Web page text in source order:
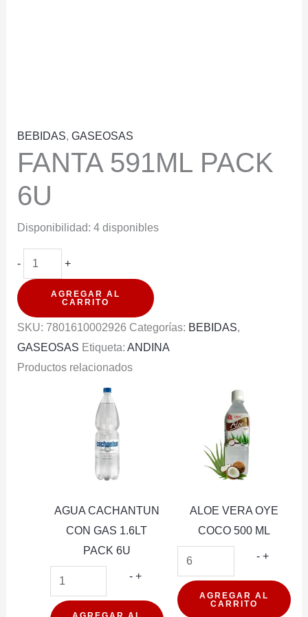
BEBIDAS, GASEOSAS
FANTA 591ML PACK
6U
Disponibilidad: 4 disponibles
-
FANTA
591ML
PACK
6U
+
AGREGAR AL
CARRITO
SKU: 7801610002926 Categorías: BEBIDAS,
GASEOSAS Etiqueta: ANDINA
Productos relacionados
AGUA CACHANTUN
CON GAS 1.6LT
PACK 6U
- AGUA
CACHANTUN
+
ALOE VERA OYE
COCO 500 ML
- ALOE
OYE
+
AGREGAR AL
CARRITO